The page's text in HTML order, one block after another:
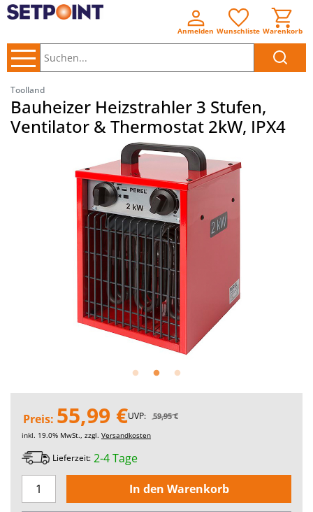
Anmelden Wunschliste Warenkorb
Toolland
Bauheizer Heizstrahler 3 Stufen,
Ventilator & Thermostat 2kW, IPX4
Preis: 55,99 €UVP: 59,95 €
inkl. 19.0% MwSt., zzgl. Versandkosten
Lieferzeit: 2-4 Tage